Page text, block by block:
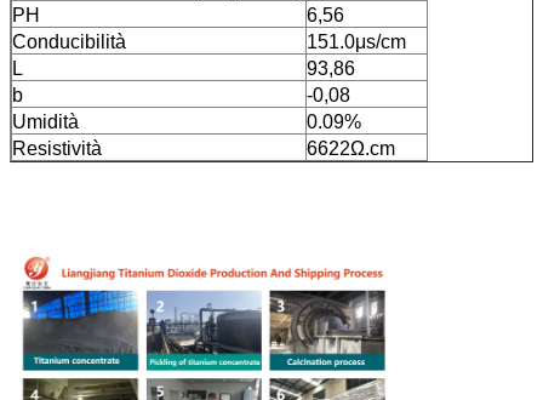
PH
6,56
Conducibilità
151.0μs/cm
L
93,86
b
-0,08
Umidità
0.09%
Resistività
6622Ω.cm